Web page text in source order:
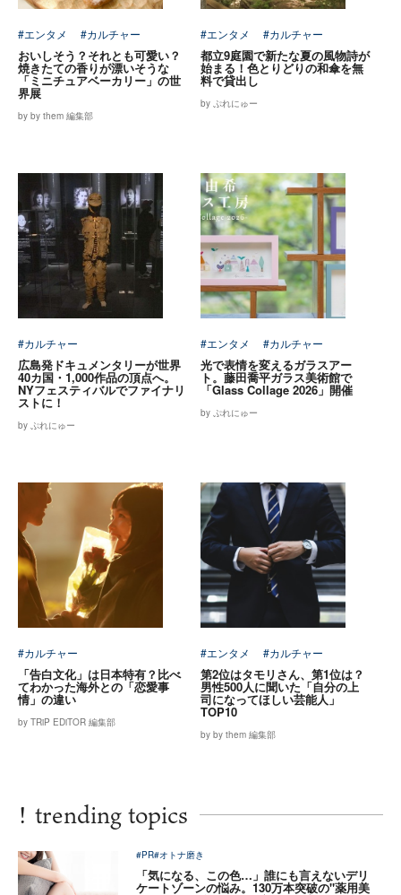
#エンタメ #カルチャー
おいしそう？それとも可愛い？
焼きたての香りが漂いそうな
「ミニチュアベーカリー」の世
界展
by by them 編集部
#エンタメ #カルチャー
都立9庭園で新たな夏の風物詩が
始まる！色とりどりの和傘を無
料で貸出し
by ぷれにゅー
#カルチャー
広島発ドキュメンタリーが世界
40カ国・1,000作品の頂点へ。
NYフェスティバルでファイナリ
ストに！
by ぷれにゅー
#エンタメ #カルチャー
光で表情を変えるガラスアー
ト。藤田喬平ガラス美術館で
「Glass Collage 2026」開催
by ぷれにゅー
#カルチャー
「告白文化」は日本特有？比べ
てわかった海外との「恋愛事
情」の違い
by TRiP EDiTOR 編集部
#エンタメ #カルチャー
第2位はタモリさん、第1位は？
男性500人に聞いた「自分の上
司になってほしい芸能人」
TOP10
by by them 編集部
! trending topics
#PR#オトナ磨き
「気になる、この色…」誰にも言えないデリ
ケートゾーンの悩み。130万本突破の"薬用美